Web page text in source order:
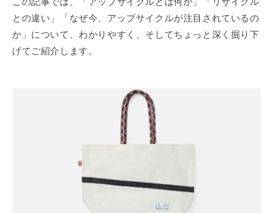
との違い」「なぜ今、アップサイクルが注目されているの
か」について、わかりやすく、そしてちょっと深く掘り下
げてご紹介します。